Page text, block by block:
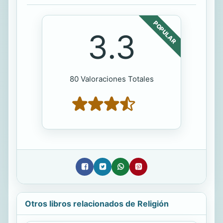
POPULAR
3.3
80 Valoraciones Totales
Otros libros relacionados de Religión